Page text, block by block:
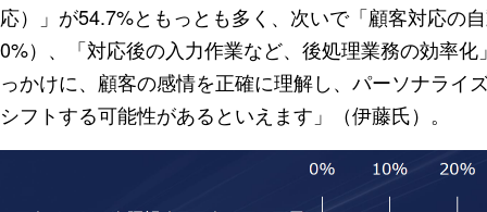
応）」が54.7%ともっとも多く、次いで「顧客対応の
0%）、「対応後の入力作業など、後処理業務の効率
っかけに、顧客の感情を正確に理解し、パーソナライ
シフトする可能性があるといえます」（伊藤氏）。